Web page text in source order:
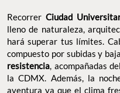
RecorrerCiudad
lleno de naturaleza,
hará superar tus límites.
compuesto por subidas y
resistencia, acompañadas
la CDMX. Además, la
aventura ya que el clima